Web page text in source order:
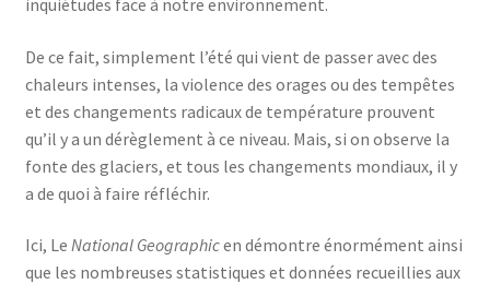
De ce fait, simplement l’été qui vient de passer avec des
chaleurs intenses, la violence des orages ou des tempêtes
et des changements radicaux de température prouvent
qu’il y a un dérèglement à ce niveau. Mais, si on observe la
fonte des glaciers, et tous les changements mondiaux, il y
a de quoi à faire réfléchir.
Ici, Le National Geographicen démontre énormément ainsi
que les nombreuses statistiques et données recueillies aux